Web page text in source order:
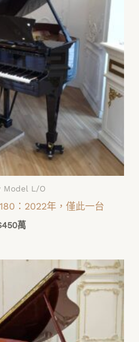
Model L/O
：2022年，僅此一台
450萬